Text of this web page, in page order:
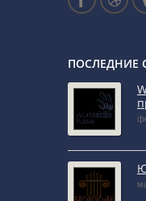
ПОСЛЕДНИЕ